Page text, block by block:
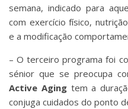
semana, indicado para
com exercício físico,
e a modificação
– O terceiro programa foi
sénior que se preocupa
Active Agingtem a
conjuga cuidados do ponto